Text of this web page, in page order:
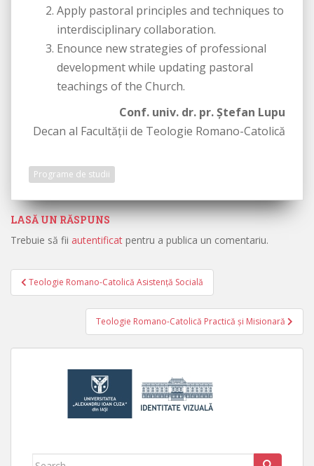
Apply pastoral principles and techniques to
interdisciplinary collaboration.
Enounce new strategies of professional
development while updating pastoral
teachings of the Church.
Conf. univ. dr. pr. Ștefan Lupu
Decan al Facultăţii de Teologie Romano-Catolică
Programe de studii
LASĂ UN RĂSPUNS
Trebuie să fii autentificat pentru a publica un comentariu.
Navigare în articole
Teologie Romano-Catolică Asistență Socială
Teologie Romano-Catolică Practică și Misionară
Search for: